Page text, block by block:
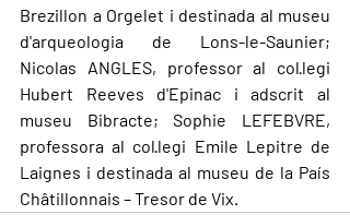
Brezillon a Orgelet i destinada al museu
d'arqueologia de Lons-le-Saunier;
Nicolas ANGLES, professor al col·legi
Hubert Reeves d'Epinac i adscrit al
museu Bibracte; Sophie LEFEBVRE,
professora al col·legi Emile Lepitre de
Laignes i destinada al museu de la País
Châtillonnais – Tresor de Vix.